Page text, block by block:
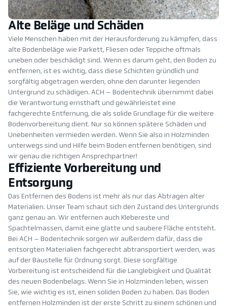
Alte Beläge und Schäden
Viele Menschen haben mit der Herausforderung zu kämpfen, dass
alte Bodenbeläge wie Parkett, Fliesen oder Teppiche oftmals
uneben oder beschädigt sind. Wenn es darum geht, den Boden zu
entfernen, ist es wichtig, dass diese Schichten gründlich und
sorgfältig abgetragen werden, ohne den darunter liegenden
Untergrund zu schädigen. ACH – Bodentechnik übernimmt dabei
die Verantwortung ernsthaft und gewährleistet eine
fachgerechte Entfernung, die als solide Grundlage für die weitere
Bodenvorbereitung dient. Nur so können spätere Schäden und
Unebenheiten vermieden werden. Wenn Sie also in Holzminden
unterwegs sind und Hilfe beim Boden entfernen benötigen, sind
wir genau die richtigen Ansprechpartner!
Effiziente Vorbereitung und
Entsorgung
Das Entfernen des Bodens ist mehr als nur das Abtragen alter
Materialien. Unser Team schaut sich den Zustand des Untergrunds
ganz genau an. Wir entfernen auch Klebereste und
Spachtelmassen, damit eine glatte und saubere Fläche entsteht.
Bei ACH – Bodentechnik sorgen wir außerdem dafür, dass die
entsorgten Materialien fachgerecht abtransportiert werden, was
auf der Baustelle für Ordnung sorgt. Diese sorgfältige
Vorbereitung ist entscheidend für die Langlebigkeit und Qualität
des neuen Bodenbelags. Wenn Sie in Holzminden leben, wissen
Sie, wie wichtig es ist, einen soliden Boden zu haben. Das Boden
entfernen Holzminden ist der erste Schritt zu einem schönen und